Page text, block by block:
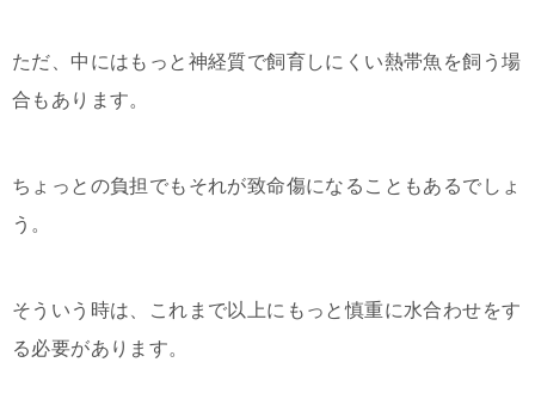
ただ、中にはもっと神経質で飼育しにくい熱帯魚を飼う場
合もあります。
ちょっとの負担でもそれが致命傷になることもあるでしょ
う。
そういう時は、これまで以上にもっと慎重に水合わせをす
る必要があります。